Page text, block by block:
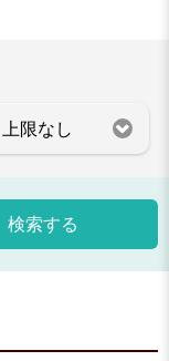
上限なし
検索する